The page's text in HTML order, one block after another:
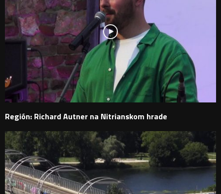
Región: Richard Autner na Nitrianskom hrade